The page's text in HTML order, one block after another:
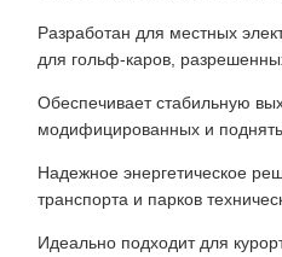
Разработан для местных
для гольф-каров,
Обеспечивает стабильную
модифицированных и
Надежное энергетическое
транспорта и парков
Идеально подходит для